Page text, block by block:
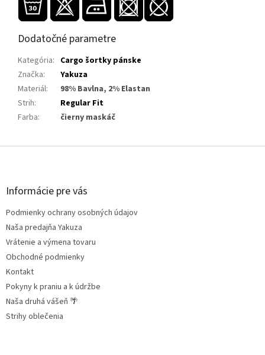
Dodatočné parametre
Kategória: Cargo šortky pánske
Značka:
Yakuza
Materiál:
98% Bavlna, 2% Elastan
Strih:
Regular Fit
Farba: čierny maskáč
Z
Informácie pre vás
Podmienky ochrany osobných údajov
Naša predajňa Yakuza
Vrátenie a výmena tovaru
Obchodné podmienky
Kontakt
Pokyny k praniu a k údržbe
Naša druhá vášeň 🌴
Strihy oblečenia